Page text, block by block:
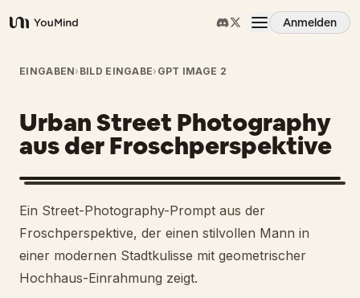
YouMind
Anmelden
Übersicht
Anwendungsfälle
Fähigkeiten
Prompts
Preise
EINGABEN› BILD EINGABE› GPT IMAGE 2
Urban Street Photography
aus der Froschperspektive
Ein Street-Photography-Prompt aus der
Froschperspektive, der einen stilvollen Mann in
einer modernen Stadtkulisse mit geometrischer
Hochhaus-Einrahmung zeigt.